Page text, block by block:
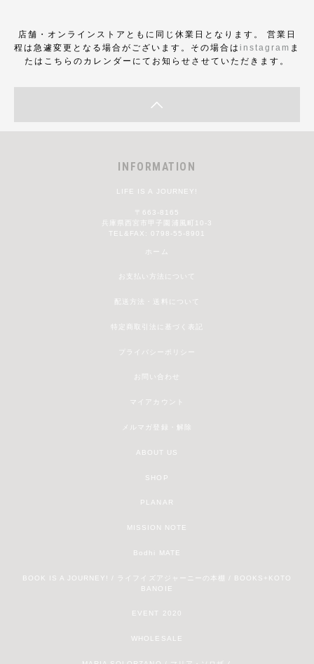
店舗・オンラインストアともに同じ休業日となります。 営業日
程は急遽変更となる場合がございます。その場合は instagram ま
たはこちらのカレンダーにてお知らせさせていただきます。
INFORMATION
LIFE IS A JOURNEY!
〒663-8165
兵庫県西宮市甲子園浦風町10-3
TEL&FAX: 0798-55-8901
ホーム
お支払い方法について
配送方法・送料について
特定商取引法に基づく表記
プライバシーポリシー
お問い合わせ
マイアカウント
メルマガ登録・解除
ABOUT US
SHOP
PLANAR
MISSION NOTE
Bodhi MATE
BOOK IS A JOURNEY! / ライフイズアジャーニーの本棚 / BOOKS+KOTO
BANOIE
EVENT 2020
WHOLESALE